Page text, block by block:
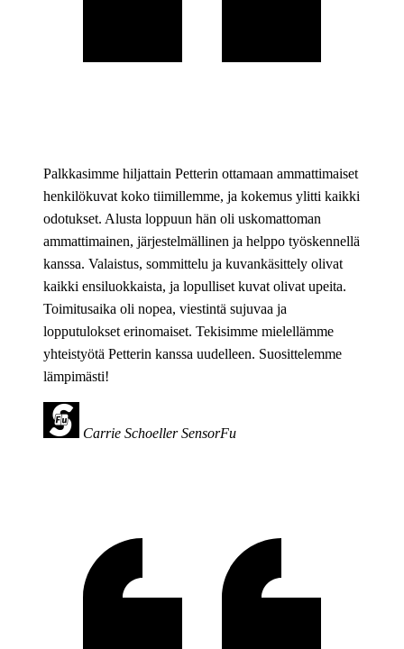
Palkkasimme hiljattain Petterin ottamaan ammattimaiset
henkilökuvat koko tiimillemme, ja kokemus ylitti kaikki
odotukset. Alusta loppuun hän oli uskomattoman
ammattimainen, järjestelmällinen ja helppo työskennellä
kanssa. Valaistus, sommittelu ja kuvankäsittely olivat
kaikki ensiluokkaista, ja lopulliset kuvat olivat upeita.
Toimitusaika oli nopea, viestintä sujuvaa ja
lopputulokset erinomaiset. Tekisimme mielellämme
yhteistyötä Petterin kanssa uudelleen. Suosittelemme
lämpimästi!
Carrie Schoeller SensorFu